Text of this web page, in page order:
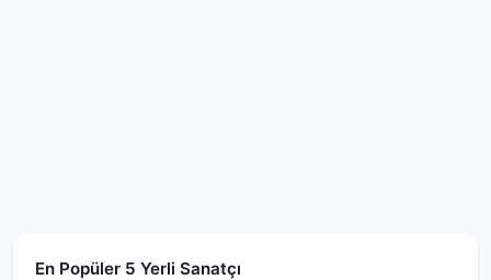
En Popüler 5 Yerli Sanatçı